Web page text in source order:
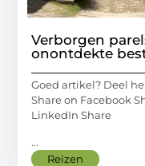
Verborgen
onontdekte
Goed artikel? Deel
Share on Facebook
LinkedIn Share
...
Reizen